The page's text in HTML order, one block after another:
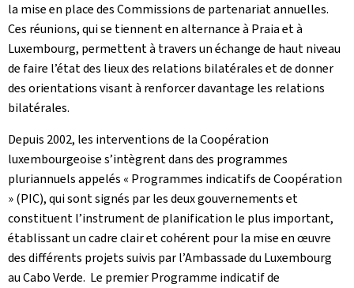
la mise en place des Commissions de partenariat annuelles.
Ces réunions, qui se tiennent en alternance à Praia et à
Luxembourg, permettent à travers un échange de haut niveau
de faire l’état des lieux des relations bilatérales et de donner
des orientations visant à renforcer davantage les relations
bilatérales.
Depuis 2002, les interventions de la Coopération
luxembourgeoise s’intègrent dans des programmes
pluriannuels appelés « Programmes indicatifs de Coopération
» (PIC), qui sont signés par les deux gouvernements et
constituent l’instrument de planification le plus important,
établissant un cadre clair et cohérent pour la mise en œuvre
des différents projets suivis par l’Ambassade du Luxembourg
au Cabo Verde. Le premier Programme indicatif de